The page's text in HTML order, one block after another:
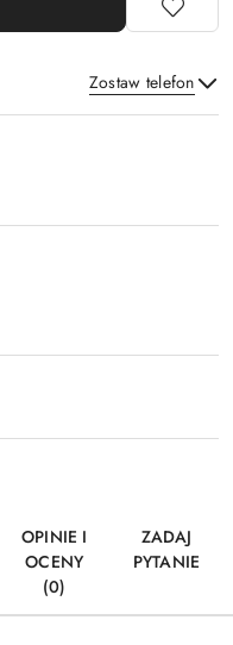
Zostaw telefon
OPINIE I
OCENY
(0)
ZADAJ
PYTANIE